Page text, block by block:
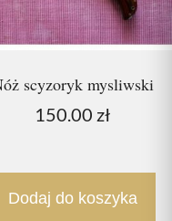
scyzoryk mysliwski
150.00 zł
Dodaj do koszyka